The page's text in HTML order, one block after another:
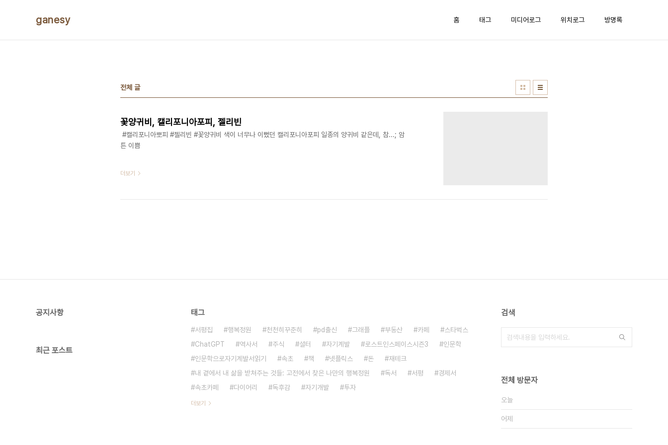
ganesy 홈 태그 미디어로그 위치로그 방명록
전체 글
꽃양귀비, 캘리포니아포피, 젤리빈
​​ ​​​​​#캘리포니아뽀피 #젤리빈 #꽃양귀비 색이 너무나 이뻤던 캘리포니아포피 일종의 양귀비 같은데, 참...; 암
튼 이쁨
더보기
공지사항
최근 포스트
태그
서평집 행복정원 천천히꾸준히 pd출신 그래플 부동산 카페
스타벅스
ChatGPT
역사서 주식 셜터 자기계발 로스트인스페이스시즌3
인문학
인문학으로자기계발서읽기
속초 책 넷플릭스 돈
재테크
내 곁에서 내 삶을 받쳐주는 것들: 고전에서 찾은 나만의 행복정원
독서 서평
경제서
속초카페
다이어리 독후감 자기개발 투자
더보기
검색
전체 방문자
오늘
어제